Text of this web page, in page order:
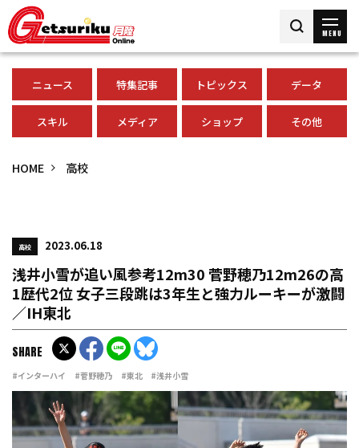
MENU
ニュース 特集記事 トピックス データ
スキル メディア ショップ その他
HOME 高校
高校 2023.06.18
浅井小雪が追い風参考12m30 菅野穂乃12m26の高
1歴代2位 女子三段跳は3年生と強力ルーキーが激闘
／IH東北
#インターハイ #菅野穂乃 #東北 #浅井小雪
SHARE